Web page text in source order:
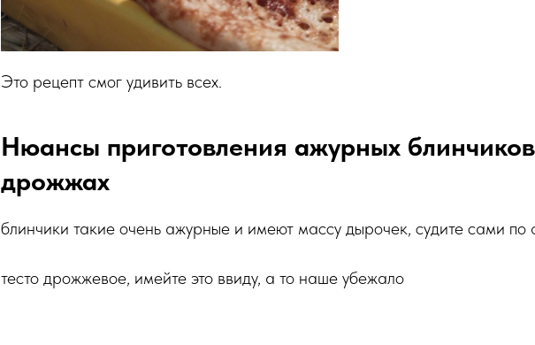
Это рецепт смог удивить всех.
Нюансы приготовления ажурных
дрожжах
блинчики такие очень ажурные и имеют массу дырочек, судите сами по
тесто дрожжевое, имейте это ввиду, а то наше убежало